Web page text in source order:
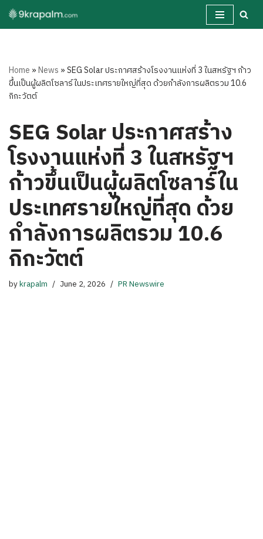
Skip
Home »News »SEG Solar ประกาศสร้างโรงงานแห่งที่ 3 ในสหรัฐฯ ก้าว
ขึ้นเป็นผู้ผลิตโซลาร์ในประเทศรายใหญ่ที่สุด ด้วยกำลังการผลิตรวม 10.6
กิกะวัตต์
SEG Solar ประกาศสร้าง
โรงงานแห่งที่ 3 ในสหรัฐฯ
ก้าวขึ้นเป็นผู้ผลิตโซลาร์ใน
ประเทศรายใหญ่ที่สุด ด้วย
กำลังการผลิตรวม 10.6
กิกะวัตต์
bykrapalm June 2, 2026 PR Newswire